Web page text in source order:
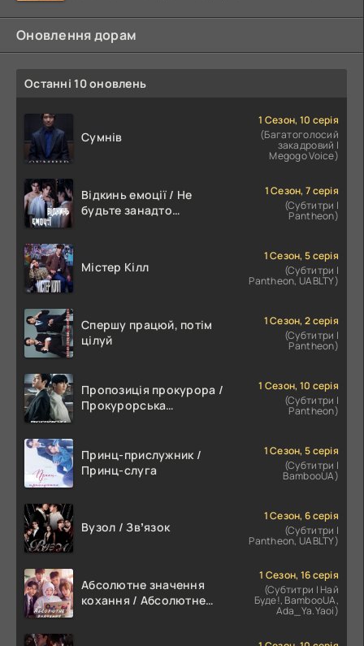
Оновлення дорам
Останні 10 оновлень
Сумнів
1 Сезон, 10 серія
(Багатоголосий
закадровий |
Megogo Voice)
Відкинь емоції / Не
будьте занадто
1 Сезон, 7 серія
(Субтитри |
Pantheon)
Містер Кілл
1 Сезон, 5 серія
(Субтитри |
Pantheon, UABLTY)
Спершу працюй, потім
цілуй
1 Сезон, 2 серія
(Субтитри |
Pantheon)
Пропозиція прокурора /
Прокурорська
1 Сезон, 10 серія
(Субтитри |
Pantheon)
Принц-прислужник /
Принц-слуга
1 Сезон, 5 серія
(Субтитри |
BambooUA)
Вузол / Звʼязок
1 Сезон, 6 серія
(Субтитри |
Pantheon, UABLTY)
Абсолютне значення
кохання / Абсолютне
1 Сезон, 16 серія
(Субтитри | Най
Буде!, BambooUA,
Ada_Ya.Yaoi)